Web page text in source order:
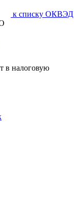
к списку ОКВЭД
в налоговую